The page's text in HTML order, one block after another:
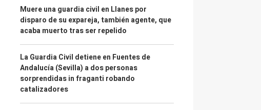
Muere una guardia civil en Llanes por
disparo de su expareja, también agente, que
acaba muerto tras ser repelido
La Guardia Civil detiene en Fuentes de
Andalucía (Sevilla) a dos personas
sorprendidas in fraganti robando
catalizadores